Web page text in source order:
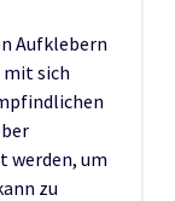
Aufklebern
sich
um
zu